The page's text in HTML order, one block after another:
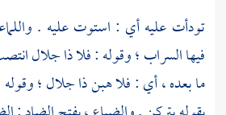
تودأت عليه أي : استوت عليه .
فيها السراب ؛ وقوله : فلا ذا جلال
ما بعده ، أي : فلا هبن ذا جلال ؛